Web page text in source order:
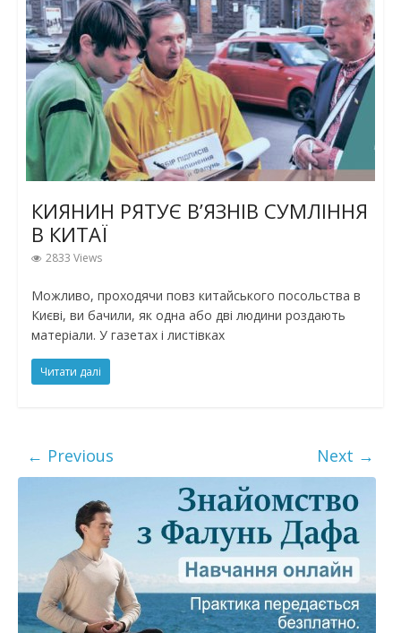
КИЯНИН РЯТУЄ В’ЯЗНІВ СУМЛІННЯ
В КИТАЇ
2833 Views
Можливо, проходячи повз китайського посольства в
Києві, ви бачили, як одна або дві людини роздають
матеріали. У газетах і листівках
Читати далі
← Previous Next →